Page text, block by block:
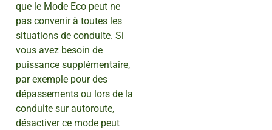
que le Mode Eco peut ne
pas convenir à toutes les
situations de conduite. Si
vous avez besoin de
puissance supplémentaire,
par exemple pour des
dépassements ou lors de la
conduite sur autoroute,
désactiver ce mode peut